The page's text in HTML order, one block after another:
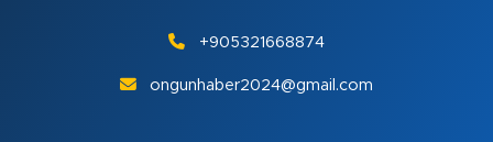
+905321668874
ongunhaber2024@gmail.com